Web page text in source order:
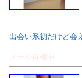
出会い系初だけど会
メール待機中